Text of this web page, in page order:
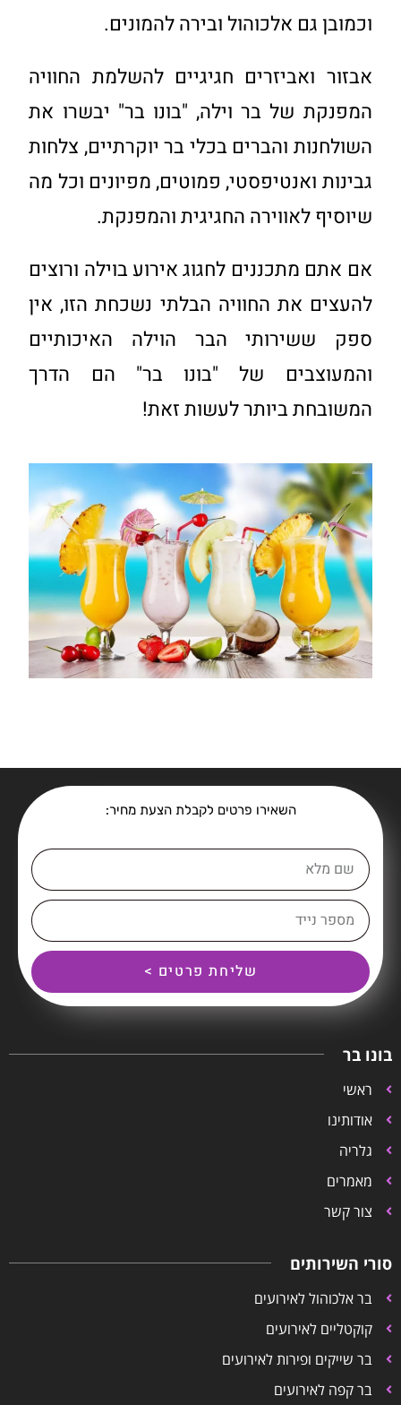
וכמובן גם אלכוהול ובירה להמונים.
אבזור ואביזרים חגיגיים להשלמת החוויה
המפנקת של בר וילה, "בונו בר" יבשרו את
השולחנות והברים בכלי בר יוקרתיים, צלחות
גבינות ואנטיפסטי, פמוטים, מפיונים וכל מה
שיוסיף לאווירה החגיגית והמפנקת.
אם אתם מתכננים לחגוג אירוע בוילה ורוצים
להעצים את החוויה הבלתי נשכחת הזו, אין
ספק ששירותי הבר הוילה האיכותיים
והמעוצבים של "בונו בר" הם הדרך
המשובחת ביותר לעשות זאת!
השאירו פרטים לקבלת הצעת מחיר:
שליחת פרטים >
בונו בר
ראשי
אודותינו
גלריה
מאמרים
צור קשר
סורי השירותים
בר אלכוהול לאירועים
קוקטליים לאירועים
בר שייקים ופירות לאירועים
בר קפה לאירועים